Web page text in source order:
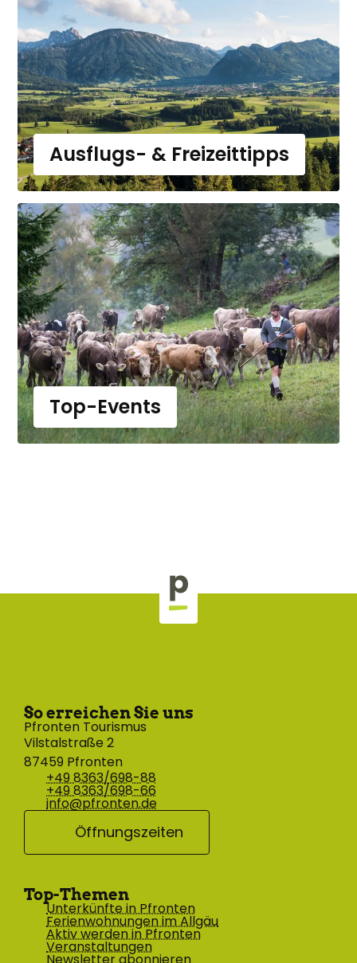
Ausflugs- & Freizeittipps
Top-Events
So erreichen Sie uns
Pfronten Tourismus
Vilstalstraße 2
87459 Pfronten
+49 8363/698-88
+49 8363/698-66
info@pfronten.de
Öffnungszeiten
Top-Themen
Unterkünfte in Pfronten
Ferienwohnungen im Allgäu
Aktiv werden in Pfronten
Veranstaltungen